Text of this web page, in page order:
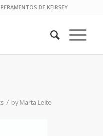
DE KEIRSEY
/ byMarta Leite